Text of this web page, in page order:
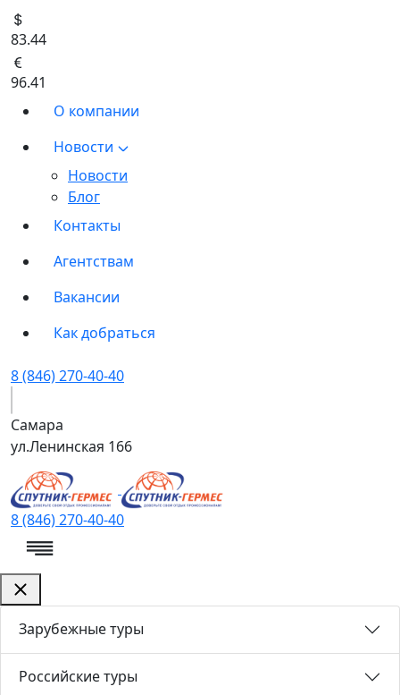
83.44
96.41
О компании
Новости
Новости
Блог
Контакты
Агентствам
Вакансии
Как добраться
8 (846) 270-40-40
Самара
ул.Ленинская 166
8 (846) 270-40-40
Зарубежные туры
Российские туры